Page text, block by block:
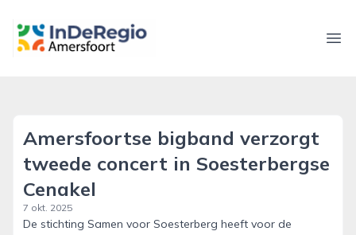
inderegioamersfoort.nl
Amersfoortse bigband verzorgt
tweede concert in Soesterbergse
Cenakel
7 okt. 2025
De stichting Samen voor Soesterberg heeft voor de